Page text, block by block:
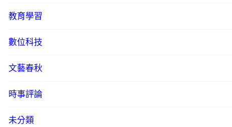
教育學習
數位科技
文藝春秋
時事評論
未分類